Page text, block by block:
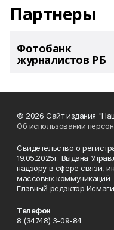
Партнеры
Фотобанк
журналистов РБ
© 2026 Сайт издания
Об использовании
Свидетельство о
19.05.2025г. Выдана
надзору в сфере связи,
массовых коммуникаций
Главный редактор
Телефон
8 (34748) 3-09-84